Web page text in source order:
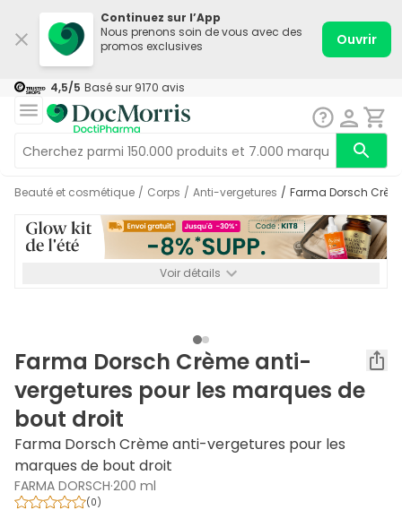
Continuez sur l’App
Nous prenons soin de vous avec des
promos exclusives
Ouvrir
4,5/5 Basé sur 9170 avis
Beauté et cosmétique / Corps / Anti-vergetures / Farma Dorsch
Voir détails
Farma Dorsch Crème anti-
vergetures pour les marques de
bout droit
Farma Dorsch Crème anti-vergetures pour les
marques de bout droit
FARMA DORSCH·200 ml
(0)